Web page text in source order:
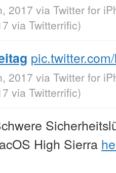
2017 via Twitter for
via Twitterrific)
2017 via Twitter for
via Twitterrific)
High Sierra